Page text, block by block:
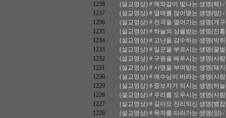
1238
(설교영상) # 해와같이 빛나는 생명(해) /
1237
(설교영상) # 열매를 많이맺는 생명(땅) /
1236
(설교영상) # 천국을 열어가는 생명(개
1235
(설교영상) # 하늘의 상을받는 생명(진
1234
(설교영상) # 고난을 감수하는 생명(박
1233
(설교영상) # 일꾼을 부르시는 생명(꿀
1232
(설교영상) # 구원을 베푸시는 생명(사
1231
(설교영상) # 사명을 부여받는 생명(돼
1230
(설교영상) # 예수님이 바라는 생명(사
1229
(설교영상) # 중보자가 되시는 생명(하
1228
(설교영상) # 우리를 도우시는 생명(사
1227
(설교영상) # 길이요 진리되신 생명(뱀
1226
(설교영상) # 목자를 따라가는 생명(양) /